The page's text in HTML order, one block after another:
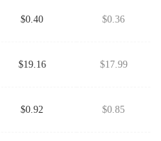
$0.40 $0.36
$19.16 $17.99
$0.92 $0.85